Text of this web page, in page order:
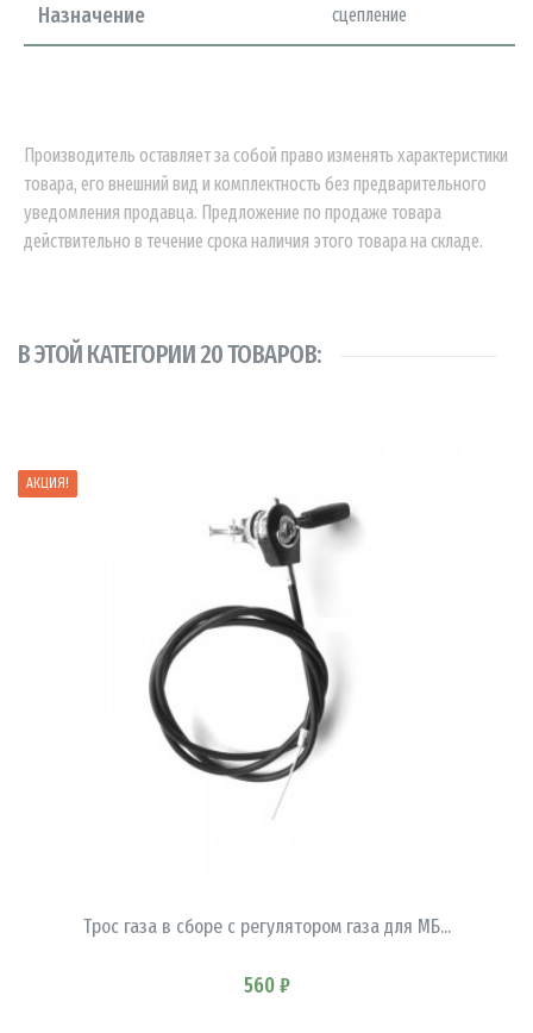
Назначение сцепление
Производитель оставляет за собой право изменять характеристики
товара, его внешний вид и комплектность без предварительного
уведомления продавца. Предложение по продаже товара
действительно в течение срока наличия этого товара на складе.
В ЭТОЙ КАТЕГОРИИ 20 ТОВАРОВ:
АКЦИЯ!
Трос газа в сборе с регулятором газа для МБ...
560 ₽